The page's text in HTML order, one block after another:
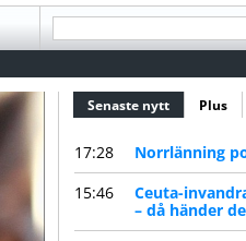
Senaste nytt (aktiv flik)
Plus
17:28
Norrlänning
15:46
Ceuta-
– då händer